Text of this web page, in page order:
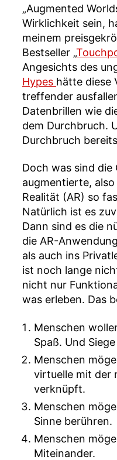
„Augmented
Wirklichkeit sein,
meinem
Bestseller „
Angesichts des
Hypes hätte diese
treffender
Datenbrillen wie
dem Durchbruch.
Durchbruch
Doch was sind die
augmentierte,
Realität (AR) so
Natürlich ist es
Dann sind es die
die AR-
als auch ins
ist noch lange
nicht nur
was erleben. Das
Menschen
Spaß. Und
Menschen
virtuelle mit der
verknüpft.
Menschen
Sinne berühren.
Menschen
Miteinander.